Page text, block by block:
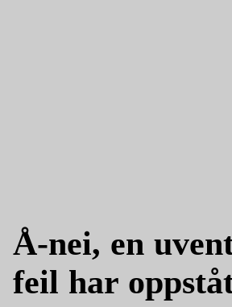
Å-nei, en
feil har